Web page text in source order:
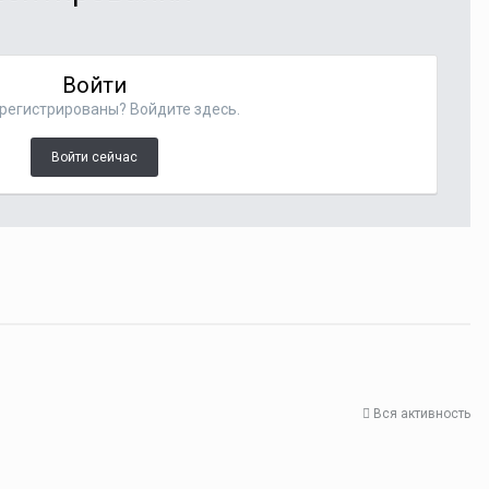
Войти
Войдите здесь.
Войти сейчас
Вся активность